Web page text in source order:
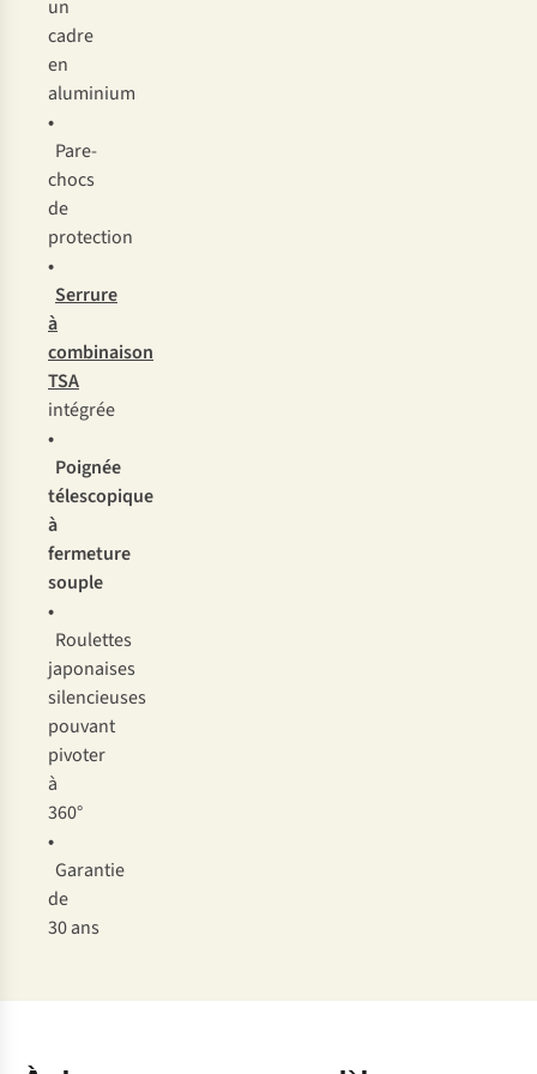
un
cadre
en
aluminium
•
Pare-
chocs
de
protection
•
Serrure
à
combinaison
TSA
intégrée
•
Poignée
télescopique
à
fermeture
souple
•
Roulettes
japonaises
silencieuses
pouvant
pivoter
à
360°
•
Garantie
de
30 ans